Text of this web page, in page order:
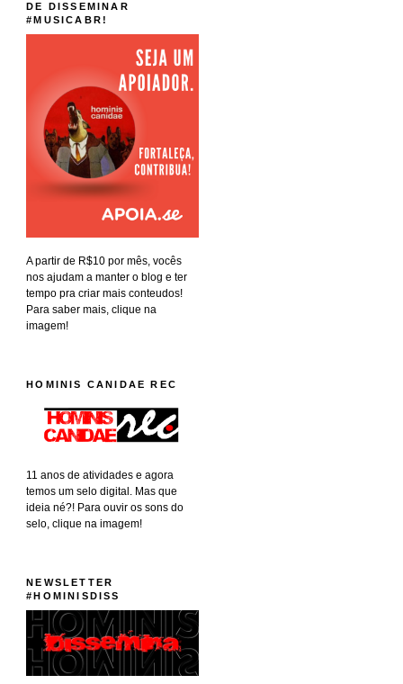
DE DISSEMINAR
#MUSICABR!
A partir de R$10 por mês, vocês
nos ajudam a manter o blog e ter
tempo pra criar mais conteudos!
Para saber mais, clique na
imagem!
HOMINIS CANIDAE REC
11 anos de atividades e agora
temos um selo digital. Mas que
ideia né?! Para ouvir os sons do
selo, clique na imagem!
NEWSLETTER
#HOMINISDISS